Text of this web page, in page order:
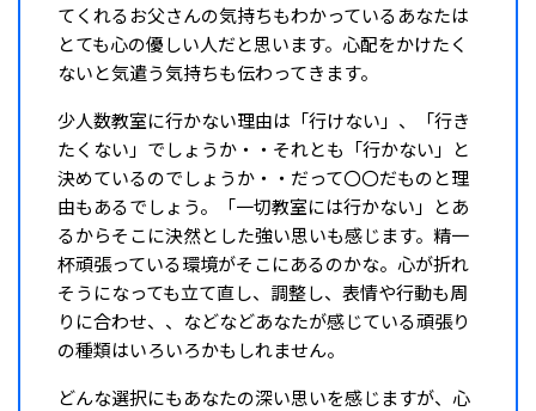
てくれるお父さんの気持ちもわかっているあなたは
とても心の優しい人だと思います。心配をかけたく
ないと気遣う気持ちも伝わってきます。
少人数教室に行かない理由は「行けない」、「行き
たくない」でしょうか・・それとも「行かない」と
決めているのでしょうか・・だって〇〇だものと理
由もあるでしょう。「一切教室には行かない」とあ
るからそこに決然とした強い思いも感じます。精一
杯頑張っている環境がそこにあるのかな。心が折れ
そうになっても立て直し、調整し、表情や行動も周
りに合わせ、、などなどあなたが感じている頑張り
の種類はいろいろかもしれません。
どんな選択にもあなたの深い思いを感じますが、心